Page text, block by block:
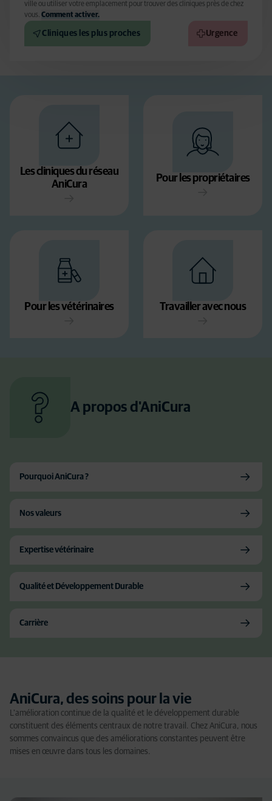
ville ou utiliser votre emplacement pour trouver des cliniques près de chez
vous. Comment activer.
Cliniques les plus proches Urgence
Les cliniques du réseau
AniCura
Pour les propriétaires
Pour les vétérinaires Travailler avec nous
A propos d'AniCura
Pourquoi AniCura ?
Nos valeurs
Expertise vétérinaire
Qualité et Développement Durable
Carrière
AniCura, des soins pour la vie
L'amélioration continue de la qualité et le développement durable
constituent des éléments centraux de notre travail. Chez AniCura, nous
sommes convaincus que des améliorations constantes peuvent être
mises en œuvre dans tous les domaines.